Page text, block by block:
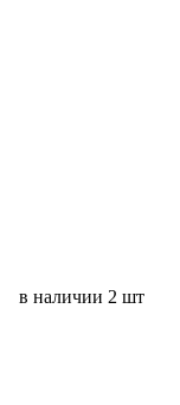
в наличии 2 шт